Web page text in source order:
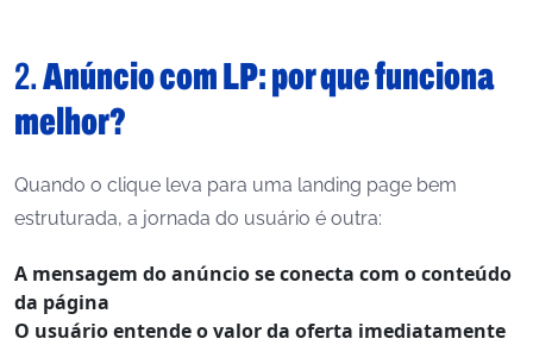
2.Anúncio com LP: por que funciona
melhor?
Quando o clique leva para uma landing page bem
estruturada, a jornada do usuário é outra:
A mensagem do anúncio se conecta com o conteúdo
da página
O usuário entende o valor da oferta imediatamente